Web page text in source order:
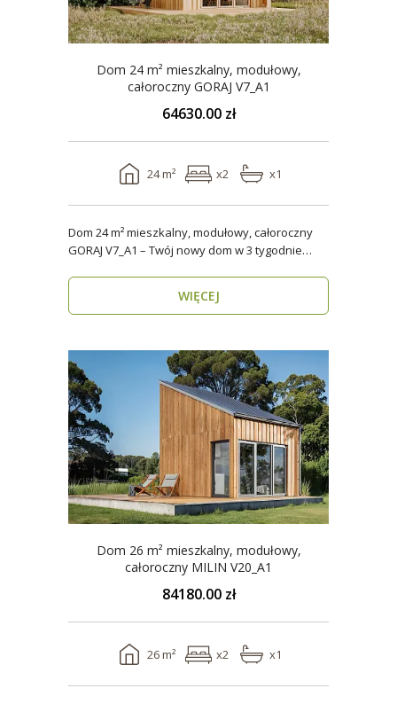
Dom 24 m² mieszkalny, modułowy,
całoroczny GORAJ V7_A1
64630.00 zł
24 m² x2 x1
Dom 24 m² mieszkalny, modułowy, całoroczny
GORAJ V7_A1 – Twój nowy dom w 3 tygodnie
WIĘCEJ
Dom 26 m² mieszkalny, modułowy,
całoroczny MILIN V20_A1
84180.00 zł
26 m² x2 x1